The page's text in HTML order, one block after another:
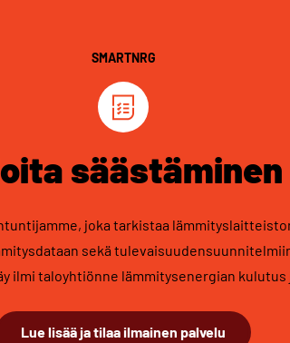
SMARTNRG
säästäminen
joka tarkistaa
sekä
ilmi taloyhtiönne lämmitysenergian kulutus
Lue lisää ja tilaa ilmainen palvelu